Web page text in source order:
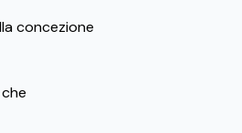
concezione